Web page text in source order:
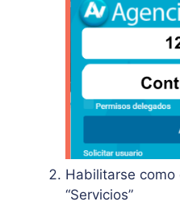
Habilitarse
“Servicios”